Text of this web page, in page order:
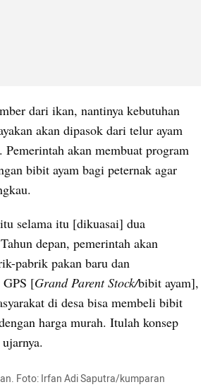
dari ikan, nantinya kebutuhan
akan dipasok dari telur ayam
Pemerintah akan membuat program
bibit ayam bagi peternak agar
selama itu [dikuasai] dua
depan, pemerintah akan
pabrik pakan baru dan
GPS [Grand Parent Stock/bibit ayam],
di desa bisa membeli bibit
harga murah. Itulah konsep
Foto: Irfan Adi Saputra/kumparan